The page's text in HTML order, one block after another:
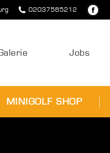
02037585212
Jobs
MINIGOLF SHOP
MINIGOLF SHOP